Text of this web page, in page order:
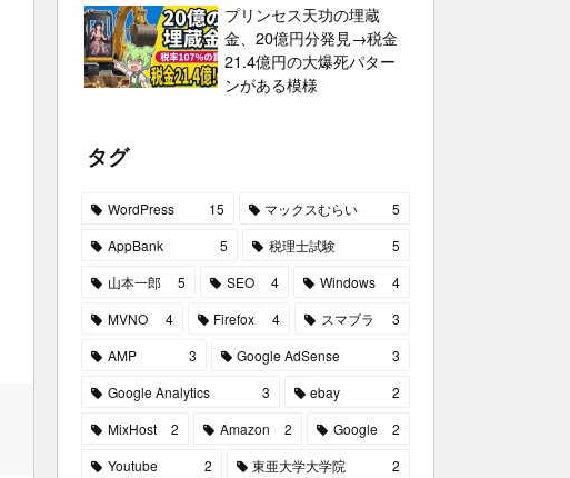
プリンセス天功の埋蔵
金、20億円分発見→税金
21.4億円の大爆死パター
ンがある模様
タグ
WordPress 15 マックスむらい
5
AppBank
5 税理士試験
5
山本一郎
5 SEO 4 Windows
4
MVNO
4 Firefox 4 スマブラ
3
AMP
3 Google AdSense
3
Google Analytics
3 ebay
2
MixHost
2 Amazon 2 Google
2
Youtube
2 東亜大学大学院
2